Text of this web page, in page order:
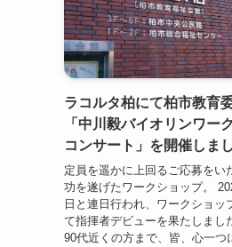
ラコルタ柏にて柏市教育
「中川毅バイオリンワー
コンサート」を開催しまし
定員を遥かに上回るご応募をい
功を遂げたワークショップ。
日と連日行われ、ワークショッ
て指揮者デビューを果たしまし
90代近くの方まで、皆、心一つ